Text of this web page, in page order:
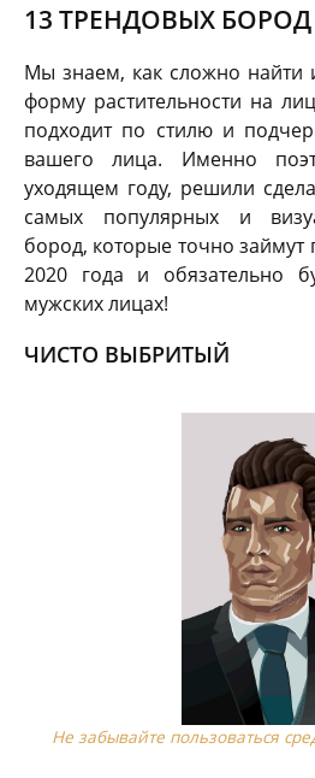
13 ТРЕНДОВЫХ БОРОД
Мы знаем, как сложно найти
форму растительности на
подходит по стилю и
вашего лица. Именно
уходящем году, решили
самых популярных и
бород, которые точно займут
2020 года и обязательно
мужских лицах!
ЧИСТО ВЫБРИТЫЙ
Не забывайте пользоваться